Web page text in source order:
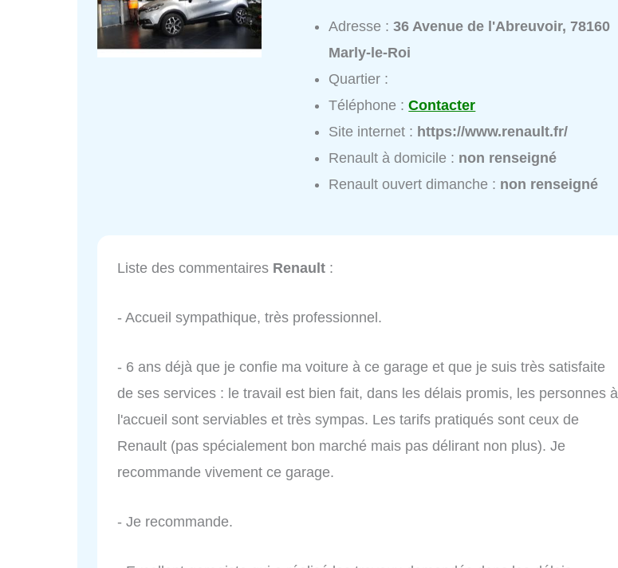
Adresse :36 Avenue de l'Abreuvoir, 78160
Marly-le-Roi
Quartier :
Téléphone :Contacter
Site internet : https://www.renault.fr/
Renault à domicile : non renseigné
Renault ouvert dimanche : non renseigné
Liste des commentaires Renault :
- Accueil sympathique, très professionnel.
- 6 ans déjà que je confie ma voiture à ce garage et que je suis très satisfaite
de ses services : le travail est bien fait, dans les délais promis, les personnes à
l'accueil sont serviables et très sympas. Les tarifs pratiqués sont ceux de
Renault (pas spécialement bon marché mais pas délirant non plus). Je
recommande vivement ce garage.
- Je recommande.